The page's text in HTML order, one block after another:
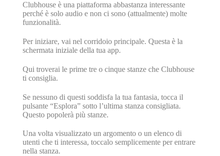
Clubhouse è una piattaforma abbastanza interessante
perché è solo audio e non ci sono (attualmente) molte
funzionalità.
Per iniziare, vai nel corridoio principale. Questa è la
schermata iniziale della tua app.
Qui troverai le prime tre o cinque stanze che Clubhouse
ti consiglia.
Se nessuno di questi soddisfa la tua fantasia, tocca il
pulsante “Esplora” sotto l’ultima stanza consigliata.
Questo popolerà più stanze.
Una volta visualizzato un argomento o un elenco di
utenti che ti interessa, toccalo semplicemente per entrare
nella stanza.